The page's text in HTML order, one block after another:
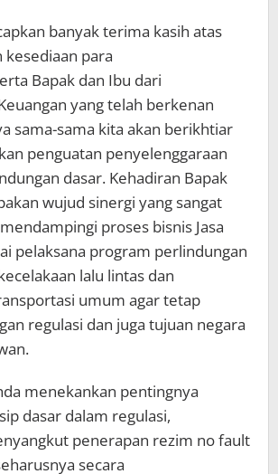
banyak terima kasih atas
kesediaan para
Bapak dan Ibu dari
yang telah berkenan
sama-sama kita akan berikhtiar
penguatan penyelenggaraan
dasar. Kehadiran Bapak
wujud sinergi yang sangat
proses bisnis Jasa
pelaksana program perlindungan
lalu lintas dan
umum agar tetap
regulasi dan juga tujuan negara
menekankan pentingnya
dasar dalam regulasi,
penerapan rezim no fault
secara